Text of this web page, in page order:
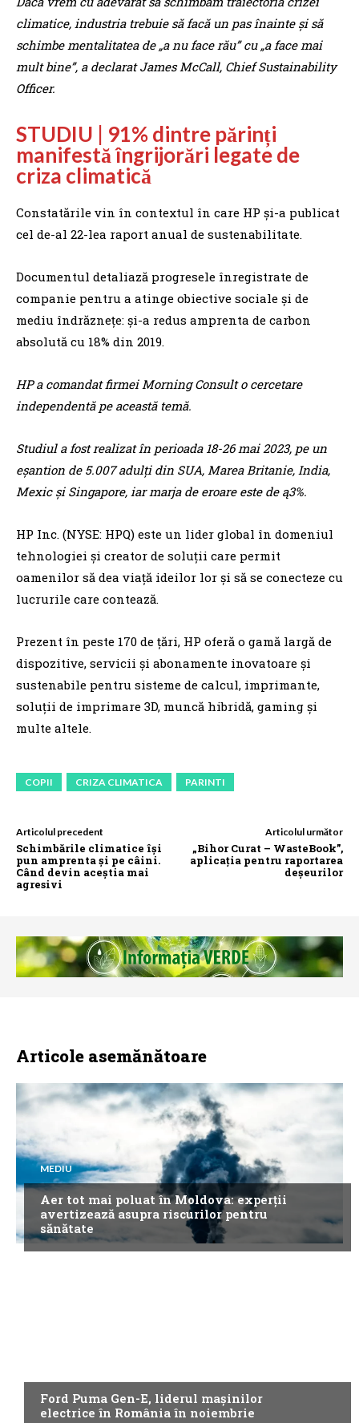
climatice, industria trebuie să facă un pas înainte şi să
schimbe mentalitatea de „a nu face rău” cu „a face mai
mult bine”, a declarat James McCall, Chief Sustainability
Officer.
STUDIU | 91% dintre părinți
manifestă îngrijorări legate de
criza climatică
Constatările vin în contextul în care HP şi-a publicat
cel de-al 22-lea raport anual de sustenabilitate.
Documentul detaliază progresele înregistrate de
companie pentru a atinge obiective sociale şi de
mediu îndrăzneţe: şi-a redus amprenta de carbon
absolută cu 18% din 2019.
HP a comandat firmei Morning Consult o cercetare
independentă pe această temă.
Studiul a fost realizat în perioada 18-26 mai 2023, pe un
eşantion de 5.007 adulţi din SUA, Marea Britanie, India,
Mexic şi Singapore, iar marja de eroare este de ą3%.
HP Inc. (NYSE: HPQ) este un lider global în domeniul
tehnologiei şi creator de soluţii care permit
oamenilor să dea viaţă ideilor lor şi să se conecteze cu
lucrurile care contează.
Prezent în peste 170 de ţări, HP oferă o gamă largă de
dispozitive, servicii şi abonamente inovatoare şi
sustenabile pentru sisteme de calcul, imprimante,
soluţii de imprimare 3D, muncă hibridă, gaming şi
multe altele.
COPII CRIZA CLIMATICA PARINTI
Articolul precedent
Schimbările climatice își
pun amprenta și pe câini.
Când devin aceștia mai
agresivi
Articolul următor
„Bihor Curat – WasteBook”,
aplicația pentru raportarea
deșeurilor
Articole asemănătoare
MEDIU
Aer tot mai poluat în Moldova: experții
avertizează asupra riscurilor pentru
sănătate
Ford Puma Gen-E, liderul mașinilor
electrice în România în noiembrie